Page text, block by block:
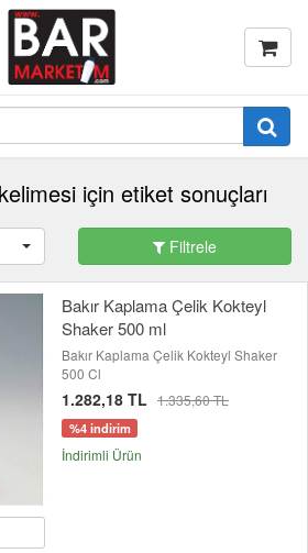
için etiket sonuçları
Filtrele
Bakır Kaplama Çelik Kokteyl
Shaker 500 ml
Bakır Kaplama Çelik Kokteyl Shaker
500 Cl
1.282,18 TL 1.335,60 TL
%4 indirim
İndirimli Ürün